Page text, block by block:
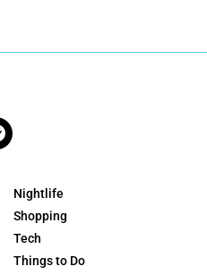
Nightlife
Shopping
Tech
Things to Do